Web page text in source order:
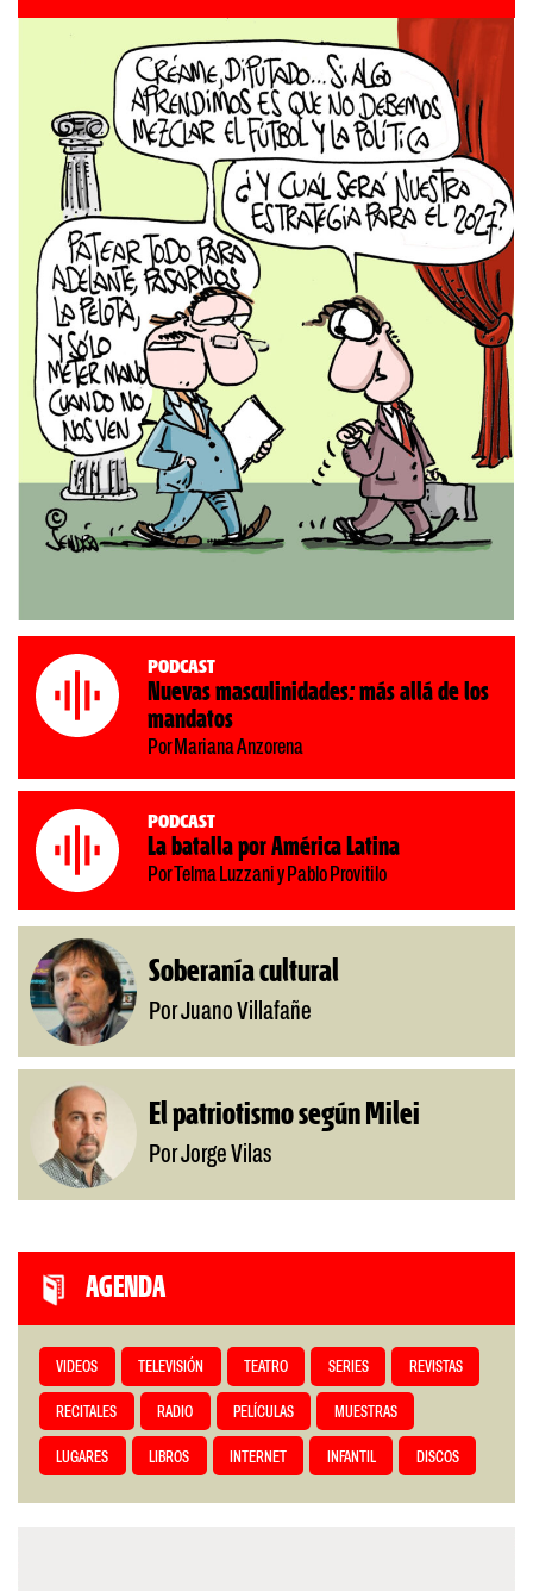
Podcast
Nuevas masculinidades: más allá de los
mandatos
Por Mariana Anzorena
Podcast
La batalla por América Latina
Por Telma Luzzani y Pablo Provitilo
Soberanía cultural
Por Juano Villafañe
El patriotismo según Milei
Por Jorge Vilas
AGENDA
VIDEOS TELEVISIÓN TEATRO SERIES REVISTAS
RECITALES RADIO PELÍCULAS MUESTRAS
LUGARES LIBROS INTERNET INFANTIL DISCOS